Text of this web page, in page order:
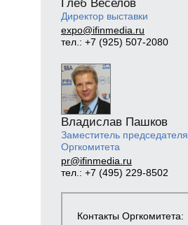
Глеб Веселов
Директор выставки
expo@ifinmedia.ru
тел.: +7 (925) 507-2080
Владислав Пашков
Заместитель председателя
Оргкомитета
pr@ifinmedia.ru
тел.: +7 (495) 229-8502
Контакты Оргкомитета: